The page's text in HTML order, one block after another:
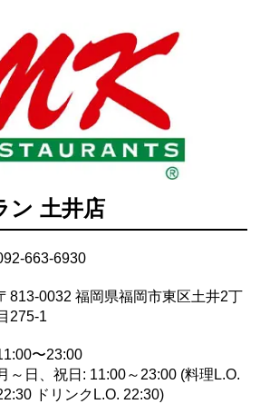
ン 土井店
663-6930
813-0032 福岡県福岡市東区土井2丁
275-1
〜23:00
～日、祝日: 11:00～23:00 (料理L.O.
ドリンクL.O. 22:30)